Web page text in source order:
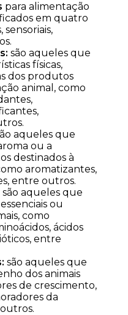
para alimentação
em quatro
são aqueles que
físicas,
dos produtos
animal, como
aqueles que
ou a
destinados à
aromatizantes,
entre outros.
são aqueles que
ou
como
ácidos
entre
são aqueles que
dos animais
de crescimento,
da